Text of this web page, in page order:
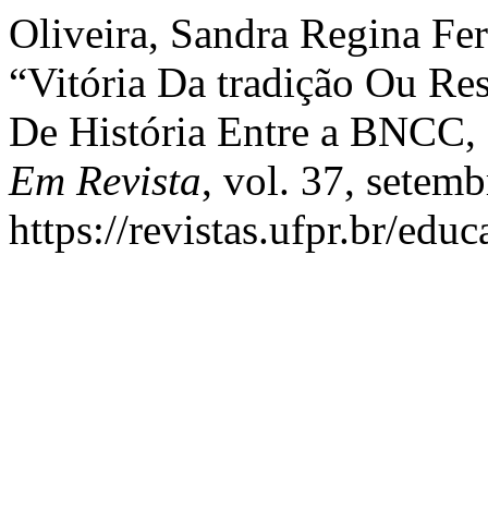
Oliveira, Sandra Regina
“Vitória Da tradição Ou
De História Entre a
Em Revista, vol. 37,
https://revistas.ufpr.br/